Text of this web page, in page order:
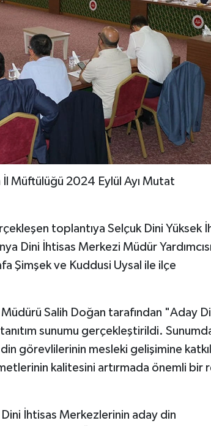
Müftülüğü 2024 Eylül Ayı Mutat
toplantıya Selçuk Dini Yüksek
Dini İhtisas Merkezi Müdür Yardımcısı
Şimşek ve Kuddusi Uysal ile ilçe
Salih Doğan tarafından "Aday
sunumu gerçekleştirildi.
görevlilerinin mesleki gelişimine
kalitesini artırmada önemli bir
İhtisas Merkezlerinin aday din